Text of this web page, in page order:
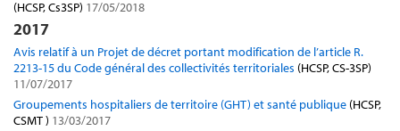
(HCSP, Cs3SP) 17/05/2018
2017
Avis relatif à un Projet de décret portant modification de l’article R.
2213-15 du Code général des collectivités territoriales (HCSP, CS-3SP)
11/07/2017
Groupements hospitaliers de territoire (GHT) et santé publique (HCSP,
CSMT ) 13/03/2017